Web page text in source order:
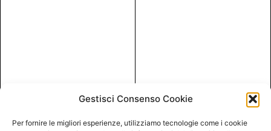
Gestisci Consenso Cookie
Per fornire le migliori esperienze, utilizziamo tecnologie come i cookie